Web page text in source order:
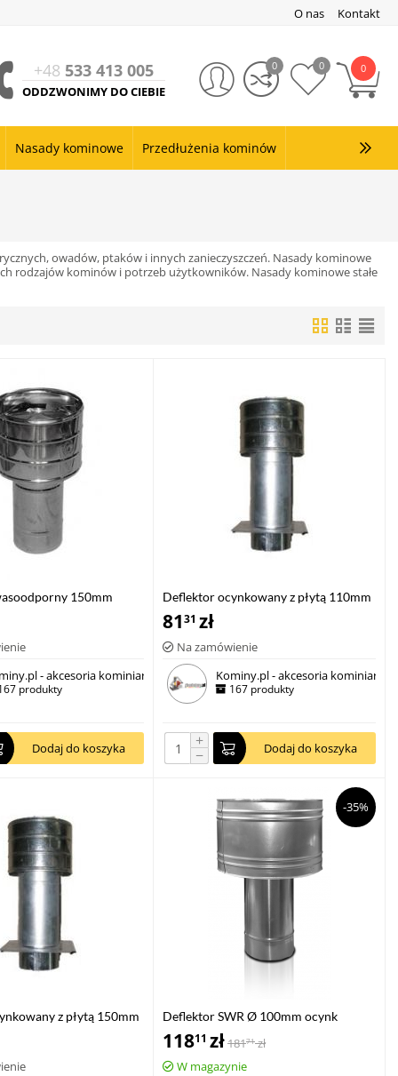
O nas Kontakt
+48 533 413 005
ODDZWONIMY DO CIEBIE
0
0 0
Nasady kominowe Przedłużenia kominów
owadów, ptaków i innych zanieczyszczeń. Nasady kominowe
rodzajów kominów i potrzeb użytkowników. Nasady kominowe stałe
150mm
- akcesoria kominiarskie
produkty
Dodaj do koszyka
Deflektor ocynkowany z płytą 110mm
8131 zł
Na zamówienie
Kominy.pl - akcesoria kominiarskie
167 produkty
+
− Dodaj do koszyka
z płytą 150mm
-35%
Deflektor SWR Ø 100mm ocynk
11811 zł18171 zł
W magazynie